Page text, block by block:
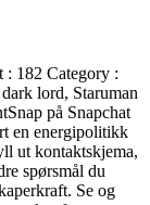
: 182 Category :
lord, Staruman
på Snapchat
en energipolitikk
ut kontaktskjema,
spørsmål du
Se og